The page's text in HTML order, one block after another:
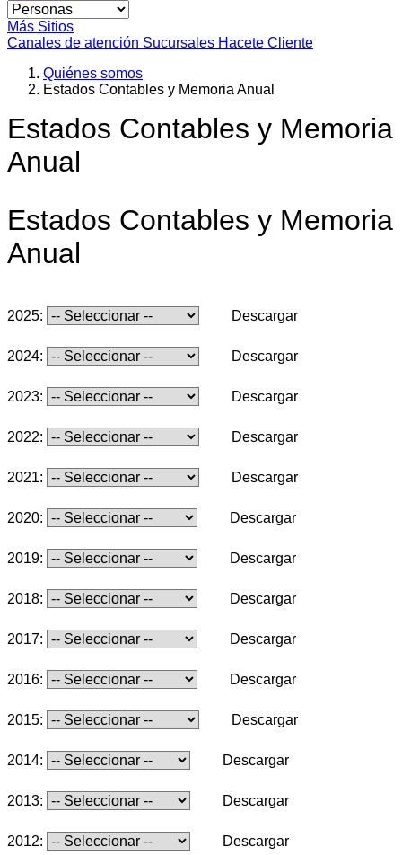
Más Sitios
Canales de atención Sucursales Hacete Cliente
Quiénes somos
Estados Contables y Memoria Anual
Estados Contables y Memoria
Anual
Estados Contables y Memoria
Anual
2025: Descargar
2024: Descargar
2023: Descargar
2022: Descargar
2021: Descargar
2020: Descargar
2019: Descargar
2018: Descargar
2017: Descargar
2016: Descargar
2015: Descargar
2014: Descargar
2013: Descargar
2012: Descargar